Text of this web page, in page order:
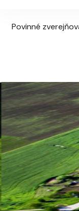
Povinné